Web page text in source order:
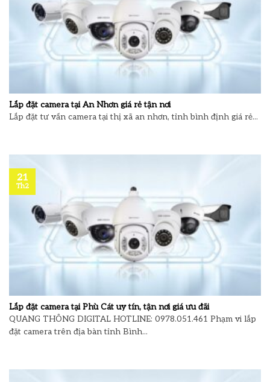
Lắp đặt camera tại An Nhơn giá rẻ tận nơi
Lắp đặt tư vấn camera tại thị xã an nhơn, tỉnh bình định giá rẻ...
Lắp đặt camera tại Phù Cát uy tín, tận nơi giá ưu đãi
QUANG THÔNG DIGITAL HOTLINE: 0978.051.461 Phạm vi lắp
đặt camera trên địa bàn tỉnh Bình...
21
Th2